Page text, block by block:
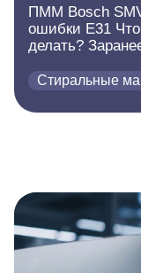
ПММ Bosch
ошибки E31
делать?
Стиральные